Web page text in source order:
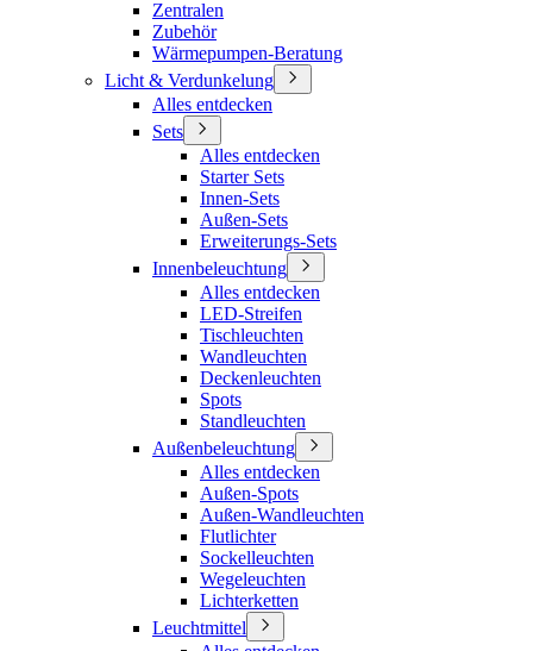
Zentralen
Zubehör
Wärmepumpen-Beratung
Licht & Verdunkelung
Alles entdecken
Sets
Alles entdecken
Starter Sets
Innen-Sets
Außen-Sets
Erweiterungs-Sets
Innenbeleuchtung
Alles entdecken
LED-Streifen
Tischleuchten
Wandleuchten
Deckenleuchten
Spots
Standleuchten
Außenbeleuchtung
Alles entdecken
Außen-Spots
Außen-Wandleuchten
Flutlichter
Sockelleuchten
Wegeleuchten
Lichterketten
Leuchtmittel